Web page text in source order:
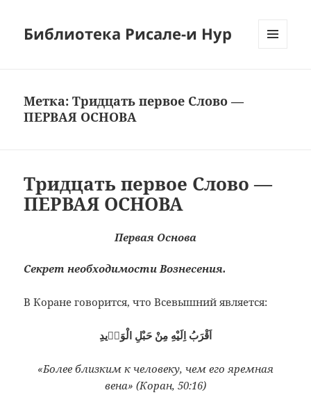
Библиотека Рисале-и Нур
Метка:Тридцать первое Слово —
ПЕРВАЯ ОСНОВА
Тридцать первое Слово —
ПЕРВАЯ ОСНОВА
Первая Основа
Секрет необходимости Вознесения.
В Коране говорится, что Всевышний является:
اَقْرَبُ اِلَيْهِ مِنْ حَبْلِ الْوَرٖيدِ
«Более близким к человеку, чем его яремная
вена» (Коран, 50:16)